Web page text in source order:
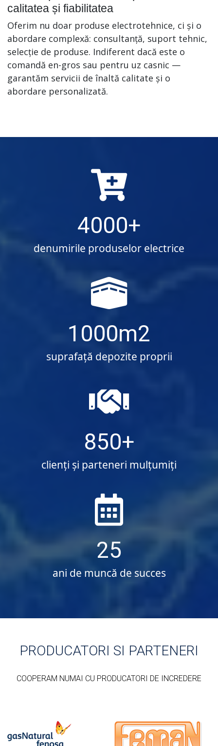
calitatea și fiabilitatea
Oferim nu doar produse electrotehnice, ci și o
abordare complexă: consultanță, suport tehnic,
selecție de produse. Indiferent dacă este o
comandă en-gros sau pentru uz casnic —
garantăm servicii de înaltă calitate și o
abordare personalizată.
4000
denumirile produselor electrice
1000
suprafaţă depozite proprii
850
clienți și parteneri mulțumiți
25
ani de muncă de succes
PRODUCATORI SI PARTENERI
COOPERAM NUMAI CU PRODUCATORI DE INCREDERE